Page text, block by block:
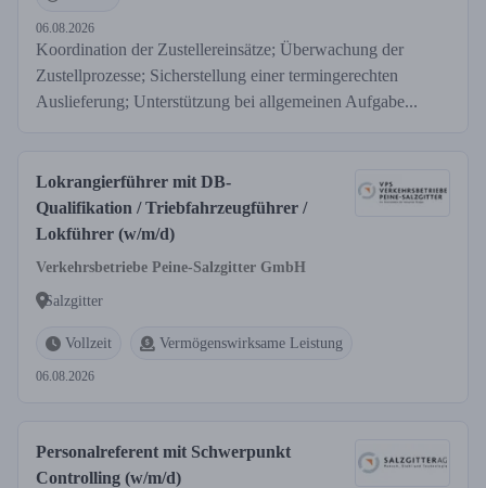
06.08.2026
Koordination der Zustellereinsätze; Überwachung der
Zustellprozesse; Sicherstellung einer termingerechten
Auslieferung; Unterstützung bei allgemeinen Aufgabe...
Lokrangierführer mit DB-
Qualifikation / Triebfahrzeugführer /
Lokführer (w/m/d)
Verkehrsbetriebe Peine-Salzgitter GmbH
Salzgitter
Vollzeit Vermögenswirksame Leistung
06.08.2026
Personalreferent mit Schwerpunkt
Controlling (w/m/d)